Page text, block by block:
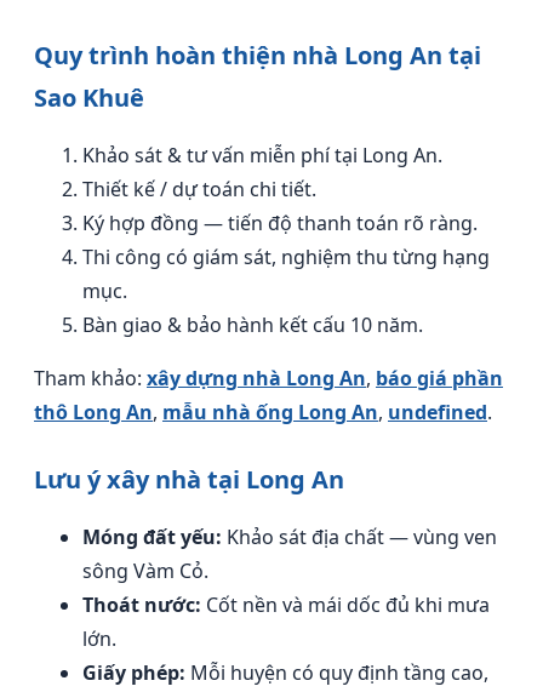
Quy trình hoàn thiện nhà Long An tại
Sao Khuê
Khảo sát & tư vấn miễn phí tại Long An.
Thiết kế / dự toán chi tiết.
Ký hợp đồng — tiến độ thanh toán rõ ràng.
Thi công có giám sát, nghiệm thu từng hạng
mục.
Bàn giao & bảo hành kết cấu 10 năm.
Tham khảo: xây dựng nhà Long An, báo giá phần
thô Long An, mẫu nhà ống Long An, undefined.
Lưu ý xây nhà tại Long An
Móng đất yếu: Khảo sát địa chất — vùng ven
sông Vàm Cỏ.
Thoát nước: Cốt nền và mái dốc đủ khi mưa
lớn.
Giấy phép: Mỗi huyện có quy định tầng cao,